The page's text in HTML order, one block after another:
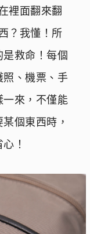
裡面翻來翻
？我懂！所
是救命！每個
照、機票、手
一來，不僅能
個東西時，
！